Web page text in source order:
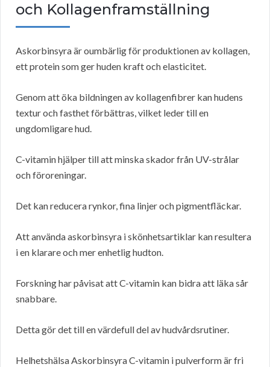
och Kollagenframställning
Askorbinsyra är oumbärlig för produktionen av kollagen,
ett protein som ger huden kraft och elasticitet.
Genom att öka bildningen av kollagenfibrer kan hudens
textur och fasthet förbättras, vilket leder till en
ungdomligare hud.
C-vitamin hjälper till att minska skador från UV-strålar
och föroreningar.
Det kan reducera rynkor, fina linjer och pigmentfläckar.
Att använda askorbinsyra i skönhetsartiklar kan resultera
i en klarare och mer enhetlig hudton.
Forskning har påvisat att C-vitamin kan bidra att läka sår
snabbare.
Detta gör det till en värdefull del av hudvårdsrutiner.
Helhetshälsa Askorbinsyra C-vitamin i pulverform är fri